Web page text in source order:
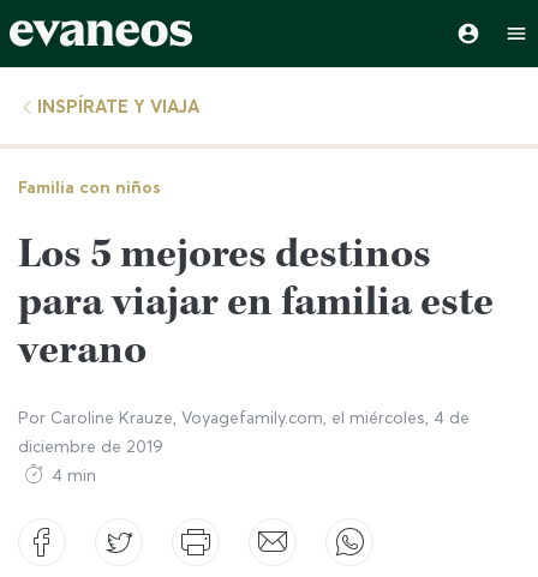
INSPÍRATE Y VIAJA
Familia con niños
Los 5 mejores destinos
para viajar en familia este
verano
Por Caroline Krauze, Voyagefamily.com, el miércoles, 4 de
diciembre de 2019
4 min